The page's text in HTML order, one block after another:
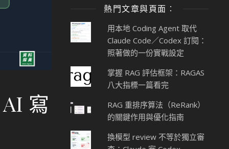
寫
熱門文章與頁面︰
用本地 Coding Agent 取代
Claude Code／Codex 訂閱：
照著做的一份實戰設定
掌握 RAG 評估框架：RAGAS
八大指標一篇看完
RAG 重排序算法（ReRank）
的關鍵作用與優化指南
換模型 review 不等於獨立審